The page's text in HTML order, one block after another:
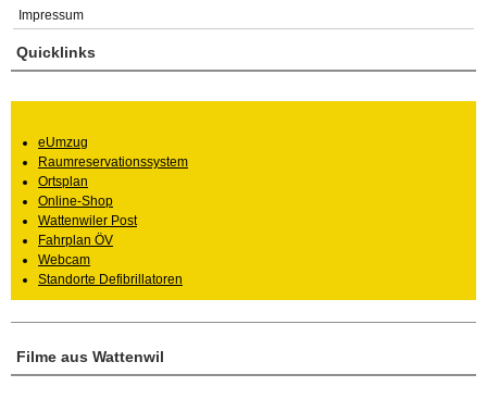
Impressum
Filme aus Wattenwil
Quicklinks
eUmzug
Raumreservationssystem
Ortsplan
Online-Shop
Wattenwiler Post
Fahrplan ÖV
Webcam
Standorte Defibrillatoren